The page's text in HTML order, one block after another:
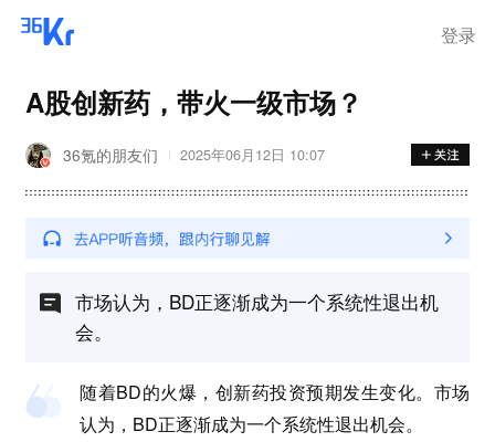
登录
A股创新药，带火一级市场？
36氪的朋友们 2025年06月12日 10:07
市场认为，BD正逐渐成为一个系统性退出机
会。
随着BD的火爆，创新药投资预期发生变化。市场
认为，BD正逐渐成为一个系统性退出机会。